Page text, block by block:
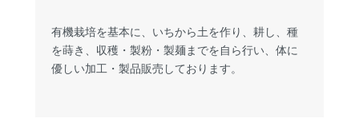
有機栽培を基本に、いちから土を作り、耕し、種
を蒔き、収穫・製粉・製麺までを自ら行い、体に
優しい加工・製品販売しております。